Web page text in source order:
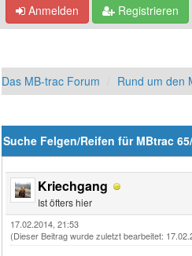
Anmelden Registrieren
Das MB-trac Forum Rund um den
Suche Felgen/Reifen für MBtrac
Kriechgang
Ist öfters hier
17.02.2014, 21:53
(Dieser Beitrag wurde zuletzt bearbeitet: